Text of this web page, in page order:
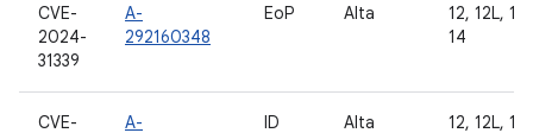
CVE-
2024-
31339
A-
292160348
EoP Alta
12, 12L, 13,
14
CVE-
A-
ID Alta
12, 12L, 13,